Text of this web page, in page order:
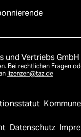
und Vertriebs GmbH
Bei rechtlichen Fragen
lizenzen@taz.de
Datenschutz